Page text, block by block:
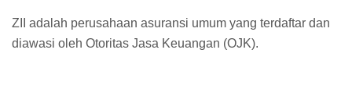
ZII adalah perusahaan asuransi umum yang terdaftar dan
diawasi oleh Otoritas Jasa Keuangan (OJK).